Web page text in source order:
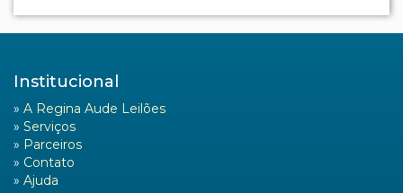
Institucional
» A Regina Aude Leilões
» Serviços
» Parceiros
» Contato
» Ajuda